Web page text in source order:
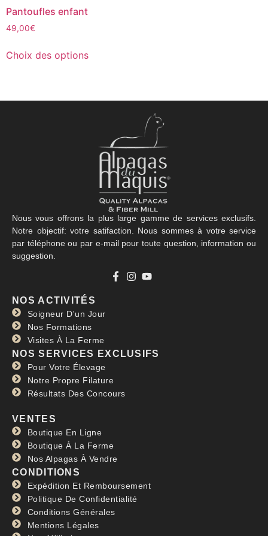
Pantoufles enfant
49,00€
Choix des options
Nous vous offrons la plus large gamme de services exclusifs.
Notre objectif: votre satifaction. Nous sommes à votre service
par téléphone ou par e-mail pour toute question, information ou
suggestion.
NOS ACTIVITÉS
Soigneur D'un Jour
Nos Formations
Visites À La Ferme
NOS SERVICES EXCLUSIFS
Pour Votre Élevage
Notre Propre Filature
Résultats Des Concours
VENTES
Boutique En Ligne
Boutique À La Ferme
Nos Alpagas À Vendre
CONDITIONS
Expédition Et Remboursement
Politique De Confidentialité
Conditions Générales
Mentions Légales